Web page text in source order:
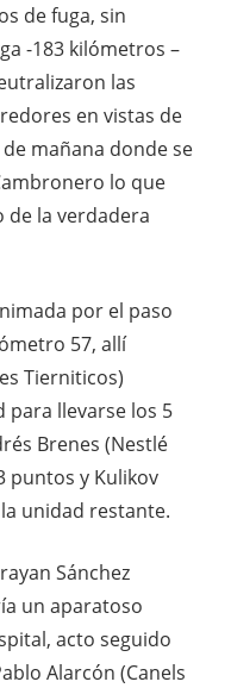
de fuga, sin
-183 kilómetros –
las
en vistas de
mañana donde se
lo que
de la verdadera
por el paso
57, allí
Tierniticos)
para llevarse los 5
Brenes (Nestlé
puntos y Kulikov
unidad restante.
Sánchez
un aparatoso
acto seguido
Alarcón (Canels